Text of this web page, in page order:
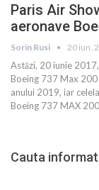
Paris Air
aeronave
Sorin Rusi 20 iun.
Astăzi, 20 iunie
Boeing 737 Max 200
anului 2019, iar
Boeing 737 MAX
Cauta